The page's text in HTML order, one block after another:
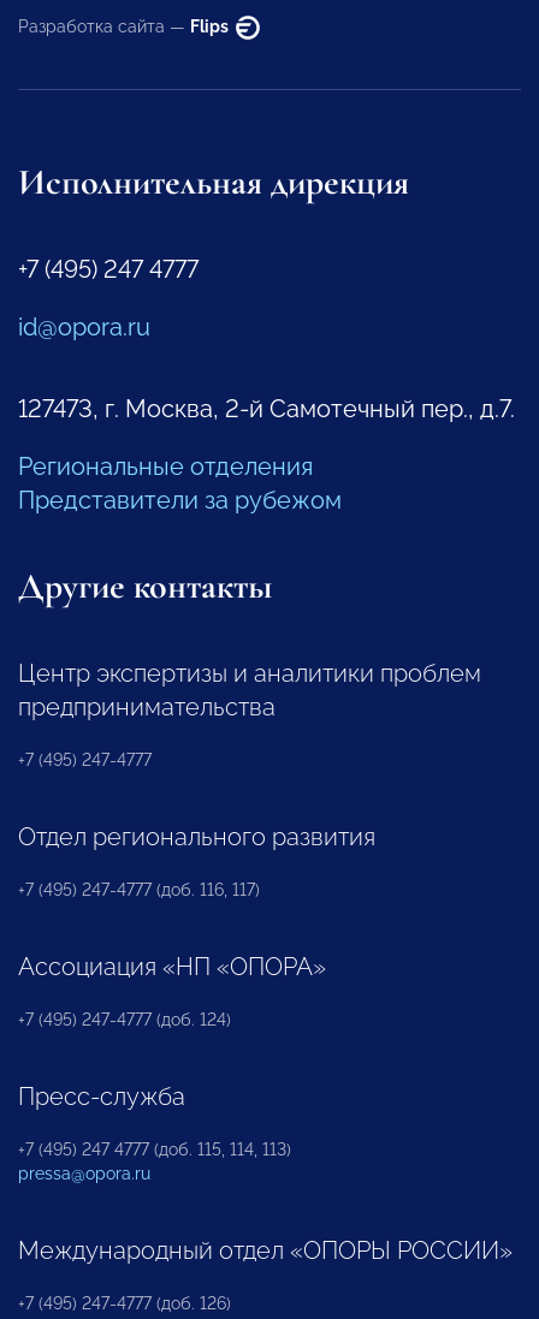
Разработка сайта — Flips
Исполнительная дирекция
+7 (495) 247 4777
id@opora.ru
127473, г. Москва, 2-й Самотечный пер., д.7.
Региональные отделения
Представители за рубежом
Другие контакты
Центр экспертизы и аналитики проблем
предпринимательства
+7 (495) 247-4777
Отдел регионального развития
+7 (495) 247-4777 (доб. 116, 117)
Ассоциация «НП «ОПОРА»
+7 (495) 247-4777 (доб. 124)
Пресс-служба
+7 (495) 247 4777 (доб. 115, 114, 113)
pressa@opora.ru
Международный отдел «ОПОРЫ РОССИИ»
+7 (495) 247-4777 (доб. 126)